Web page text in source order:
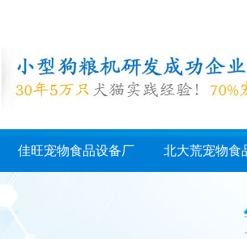
佳旺宠物食品设备厂 北大荒宠物食